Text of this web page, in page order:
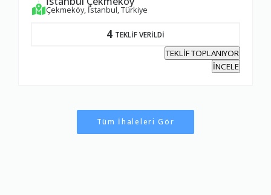
Çekmeköy, İstanbul, Türkiye
4 TEKLİF VERİLDİ
TEKLİF TOPLANIYOR
İNCELE
Tüm İhaleleri Gör